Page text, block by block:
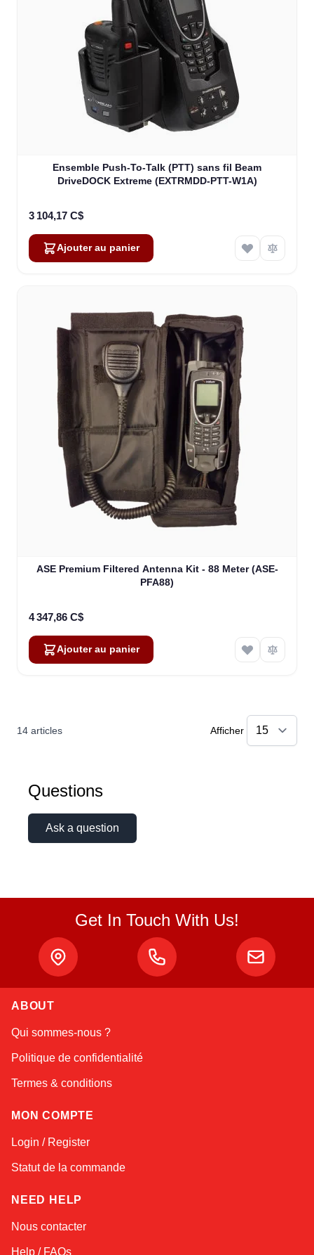
Ensemble Push-To-Talk (PTT) sans fil Beam
DriveDOCK Extreme (EXTRMDD-PTT-W1A)
3 104,17 C$
Ajouter au panier
ASE Premium Filtered Antenna Kit - 88 Meter (ASE-
PFA88)
4 347,86 C$
Ajouter au panier
14 articles Afficher
Questions
Ask a question
Get In Touch With Us!
ABOUT
Qui sommes-nous ?
Politique de confidentialité
Termes & conditions
MON COMPTE
Login / Register
Statut de la commande
NEED HELP
Nous contacter
Help / FAQs